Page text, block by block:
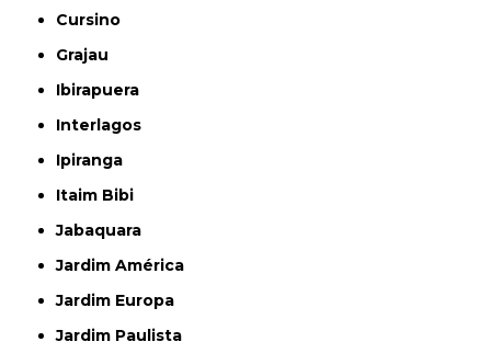
Cursino
Grajau
Ibirapuera
Interlagos
Ipiranga
Itaim Bibi
Jabaquara
Jardim América
Jardim Europa
Jardim Paulista